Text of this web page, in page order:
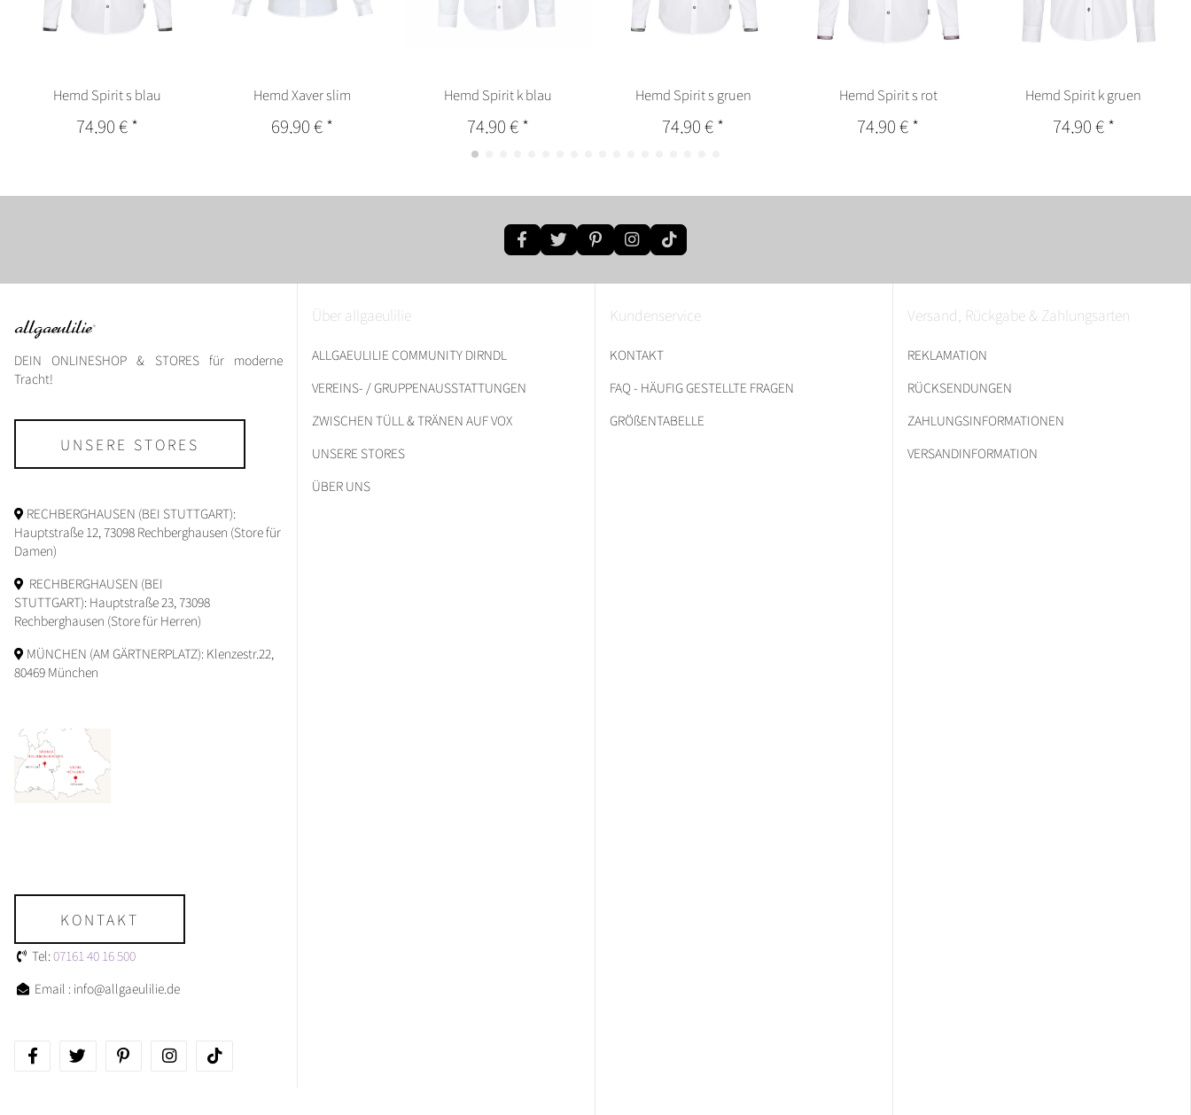
Hemd Spirit s blau
74,90 €*
Hemd Xaver slim
69,90 €*
Hemd Spirit k blau
74,90 €*
Hemd Spirit s gruen
74,90 €*
Hemd Spirit s rot
74,90 €*
Hemd Spirit k gruen
74,90 €*
DEIN ONLINESHOP & STORES für moderne
Tracht!
UNSERE STORES
RECHBERGHAUSEN (BEI STUTTGART):
Hauptstraße 12, 73098 Rechberghausen (Store für
Damen)
RECHBERGHAUSEN (BEI
STUTTGART): Hauptstraße 23, 73098
Rechberghausen (Store für Herren)
MÜNCHEN (AM GÄRTNERPLATZ): Klenzestr.22,
80469 München
KONTAKT
Tel: 07161 40 16 500
Email : info@allgaeulilie.de
Über allgaeulilie
ALLGAEULILIE COMMUNITY DIRNDL
VEREINS- / GRUPPENAUSSTATTUNGEN
ZWISCHEN TÜLL & TRÄNEN AUF VOX
UNSERE STORES
ÜBER UNS
Kundenservice
KONTAKT
FAQ - HÄUFIG GESTELLTE FRAGEN
GRÖßENTABELLE
Versand, Rückgabe & Zahlungsarten
REKLAMATION
RÜCKSENDUNGEN
ZAHLUNGSINFORMATIONEN
VERSANDINFORMATION